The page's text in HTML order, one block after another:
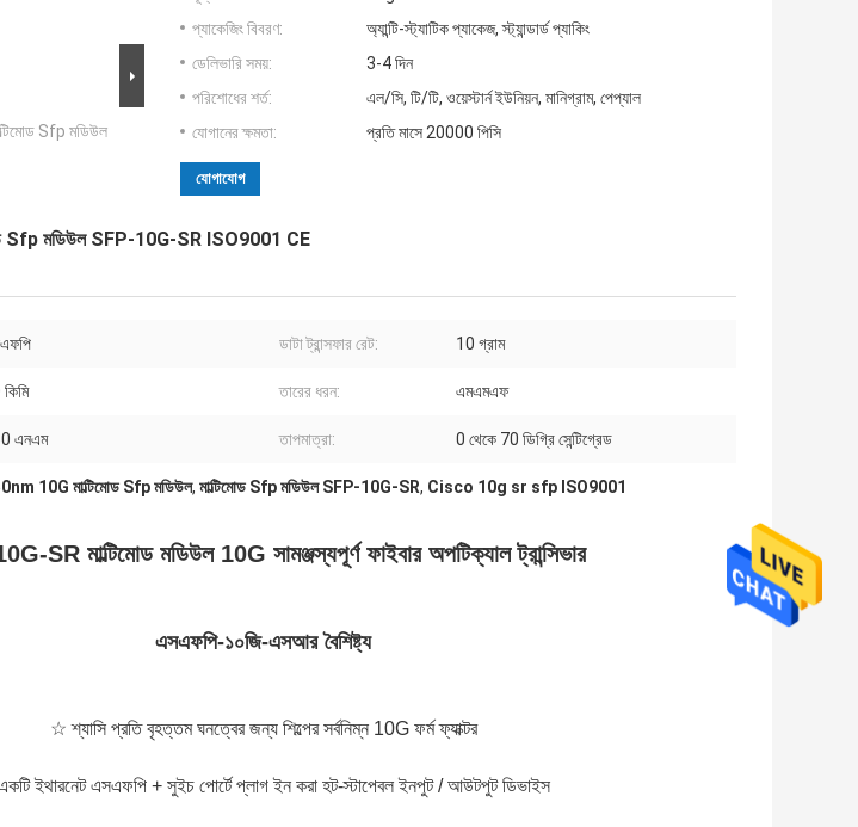
Sfp মডিউল
প্যাকেজিং বিবরণ:
অ্যান্টি-স্ট্যাটিক প্যাকেজ, স্ট্যান্ডার্ড প্যাকিং
ডেলিভারি সময়:
3-4 দিন
পরিশোধের শর্ত:
এল/সি, টি/টি, ওয়েস্টার্ন ইউনিয়ন, মানিগ্রাম, পেপ্যাল
যোগানের ক্ষমতা:
প্রতি মাসে 20000 পিসি
যোগাযোগ
Sfp মডিউল SFP-10G-SR ISO9001 CE
ডাটা ট্রান্সফার রেট: 10 গ্রাম
তারের ধরন: এমএমএফ
এনএম তাপমাত্রা: 0 থেকে 70 ডিগ্রি সেন্টিগ্রেড
10G মাল্টিমোড Sfp মডিউল, মাল্টিমোড Sfp মডিউল SFP-10G-SR, Cisco 10g sr sfp ISO9001
SR মাল্টিমোড মডিউল 10G সামঞ্জস্যপূর্ণ ফাইবার অপটিক্যাল ট্রান্সিভার
এসএফপি-১০জি-এসআর বৈশিষ্ট্য
☆ শ্যাসি প্রতি বৃহত্তম ঘনত্বের জন্য শিল্পের সর্বনিম্ন 10G ফর্ম ফ্যাক্টর
ইথারনেট এসএফপি + সুইচ পোর্টে প্লাগ ইন করা হট-স্টাপেবল ইনপুট / আউটপুট ডিভাইস